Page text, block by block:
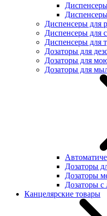
Диспенсеры для
Диспенсеры для
Диспенсеры для
Дозаторы для
Дозаторы для
Дозаторы для
Дозаторы
Дозаторы
Дозаторы
Канцелярские товары